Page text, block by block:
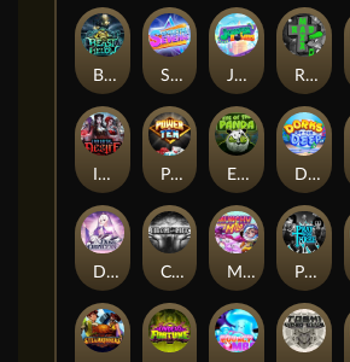
Superstar Sevens
CIRCLE OF LIFE
Rad Maxx
Munchy Milo
Power of 10
Dusk Princess Pray for Three
Dorks of The Deep
Immortal Desire Eye of the Panda
Beast Below Joker Bombs